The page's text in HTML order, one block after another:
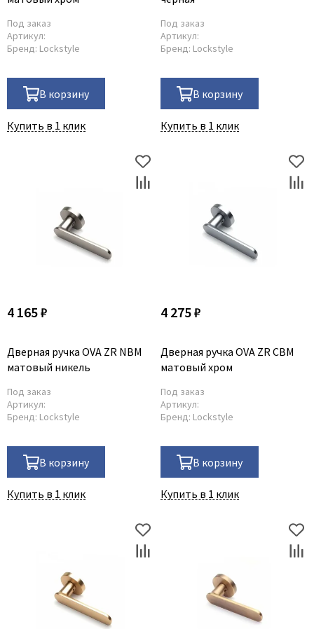
Под заказ
Артикул:
Бренд: Lockstyle
В корзину
Купить в 1 клик
Под заказ
Артикул:
Бренд: Lockstyle
В корзину
Купить в 1 клик
4 165 ₽
Дверная ручка OVA ZR NBM
матовый никель
Под заказ
Артикул:
Бренд: Lockstyle
В корзину
Купить в 1 клик
4 275 ₽
Дверная ручка OVA ZR CBM
матовый хром
Под заказ
Артикул:
Бренд: Lockstyle
В корзину
Купить в 1 клик